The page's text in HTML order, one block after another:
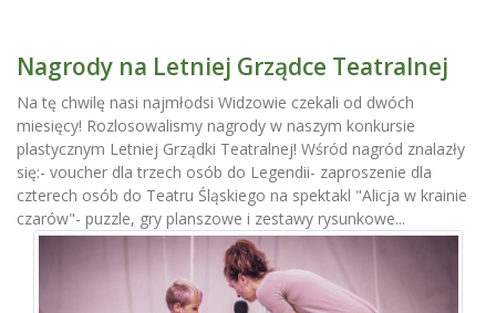
Nagrody na Letniej Grządce Teatralnej
Na tę chwilę nasi najmłodsi Widzowie czekali od dwóch
miesięcy! Rozlosowalismy nagrody w naszym konkursie
plastycznym Letniej Grządki Teatralnej! Wśród nagród znalazły
się:- voucher dla trzech osób do Legendii- zaproszenie dla
czterech osób do Teatru Śląskiego na spektakl "Alicja w krainie
czarów"- puzzle, gry planszowe i zestawy rysunkowe...